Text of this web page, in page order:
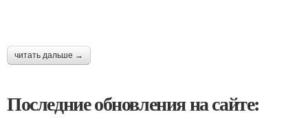
читать дальше →
Последние обновления на сайте: